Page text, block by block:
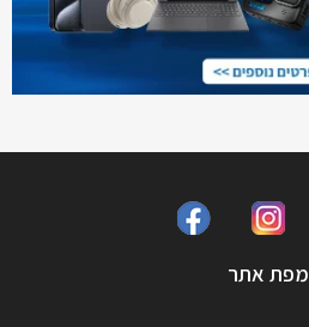
מפת אתר